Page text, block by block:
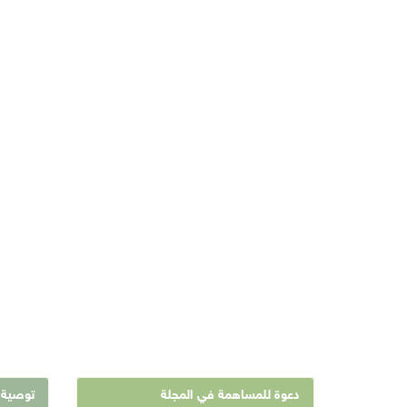
دعوة للمساهمة في المجلة توصية